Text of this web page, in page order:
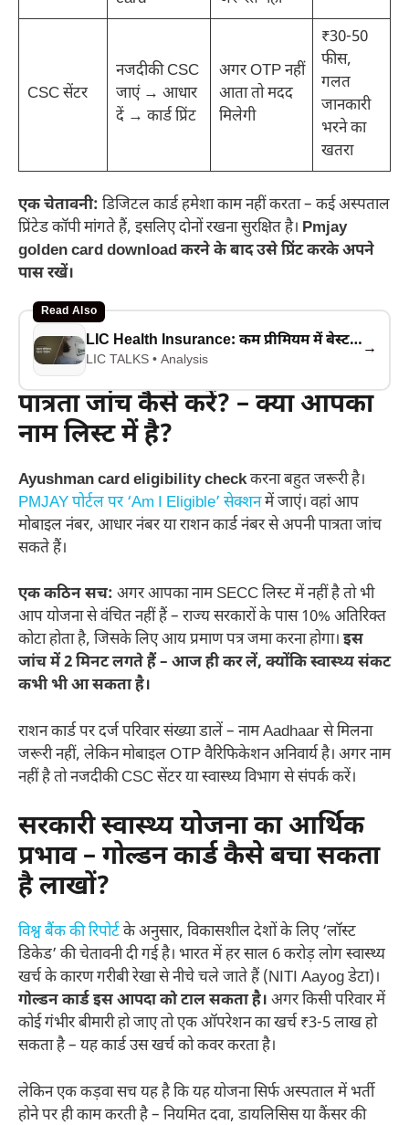
CSC सेंटर
नजदीकी CSC
जाएं → आधार
दें → कार्ड प्रिंट
अगर OTP नहीं
आता तो मदद
मिलेगी
₹30-50
फीस,
गलत
जानकारी
भरने का
खतरा
एक चेतावनी: डिजिटल कार्ड हमेशा काम नहीं करता – कई अस्पताल
प्रिंटेड कॉपी मांगते हैं, इसलिए दोनों रखना सुरक्षित है। Pmjay
golden card downloadकरने के बाद उसे प्रिंट करके अपने
पास रखें।
Read Also
LIC Health Insurance: कम प्रीमियम में बेस्ट कवरेज कैसे पाएं
LIC TALKS • Analysis
→
पात्रता जांच कैसे करें? – क्या आपका
नाम लिस्ट में है?
Ayushman card eligibility checkकरना बहुत जरूरी है।
PMJAY पोर्टल पर ‘Am I Eligible’ सेक्शनमें जाएं। वहां आप
मोबाइल नंबर, आधार नंबर या राशन कार्ड नंबर से अपनी पात्रता जांच
सकते हैं।
एक कठिन सच: अगर आपका नाम SECC लिस्ट में नहीं है तो भी
आप योजना से वंचित नहीं हैं – राज्य सरकारों के पास 10% अतिरिक्त
कोटा होता है, जिसके लिए आय प्रमाण पत्र जमा करना होगा। इस
जांच में 2 मिनट लगते हैं – आज ही कर लें, क्योंकि स्वास्थ्य संकट
कभी भी आ सकता है।
राशन कार्ड पर दर्ज परिवार संख्या डालें – नाम Aadhaar से मिलना
जरूरी नहीं, लेकिन मोबाइल OTP वैरिफिकेशन अनिवार्य है। अगर नाम
नहीं है तो नजदीकी CSC सेंटर या स्वास्थ्य विभाग से संपर्क करें।
सरकारी स्वास्थ्य योजना का आर्थिक
प्रभाव – गोल्डन कार्ड कैसे बचा सकता
है लाखों?
विश्व बैंक की रिपोर्टके अनुसार, विकासशील देशों के लिए ‘लॉस्ट
डिकेड’ की चेतावनी दी गई है। भारत में हर साल 6 करोड़ लोग स्वास्थ्य
खर्च के कारण गरीबी रेखा से नीचे चले जाते हैं (NITI Aayog डेटा)।
गोल्डन कार्ड इस आपदा को टाल सकता है। अगर किसी परिवार में
कोई गंभीर बीमारी हो जाए तो एक ऑपरेशन का खर्च ₹3-5 लाख हो
सकता है – यह कार्ड उस खर्च को कवर करता है।
लेकिन एक कड़वा सच यह है कि यह योजना सिर्फ अस्पताल में भर्ती
होने पर ही काम करती है – नियमित दवा, डायलिसिस या कैंसर की